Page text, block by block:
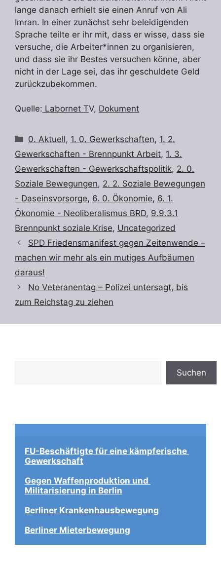
lange danach erhielt sie einen Anruf von Ali
Imran. In einer zunächst sehr beleidigenden
Sprache teilte er ihr mit, dass er wisse, dass sie
versuche, die Arbeiter*innen zu organisieren,
und dass sie ihr Bestes versuchen könne, aber
nicht in der Lage sei, das ihr geschuldete Geld
zurückzubekommen.
Quelle: Labornet TV, Dokument
Kategorien
0. Aktuell, 1. 0. Gewerkschaften, 1. 2.
Gewerkschaften - Brennpunkt Arbeit, 1. 3.
Gewerkschaften - Gewerkschaftspolitik, 2. 0.
Soziale Bewegungen, 2. 2. Soziale Bewegungen
- Daseinsvorsorge, 6. 0. Ökonomie, 6. 1.
Ökonomie - Neoliberalismus BRD, 9.9.3.1
Brennpunkt soziale Krise, Uncategorized
SPD Friedensmanifest gegen Zeitenwende –
machen wir mehr als ein mutiges Aufbäumen
daraus!
No Veteranentag – Polizei untersagt, bis
zum Reichstag zu ziehen
Suchen
FU-Beschäftigte für eine kämpferische
Gewerkschaft
Gegen Waffenproduktion und
Militarisierung in Berlin
Berliner Krankenhausbewegung
Berliner Mieterbewegung